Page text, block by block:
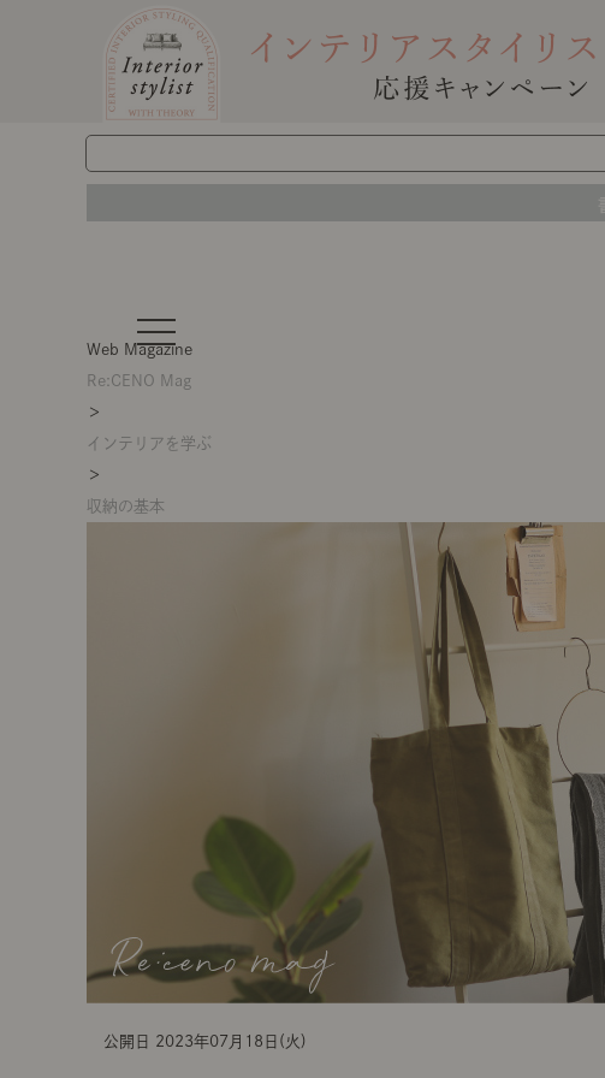
t
o
g
n
a
g
a
Web Magazine
Re:CENO Mag
＞
インテリアを学ぶ
＞
収納の基本
公開日 2023年07月18日(火)